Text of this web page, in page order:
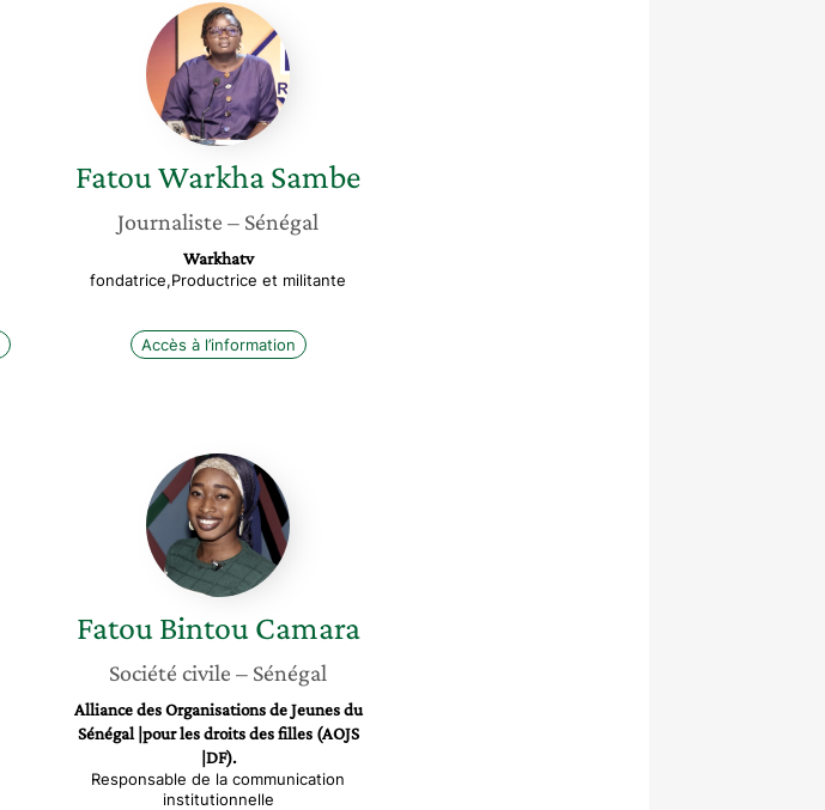
Fatou
Warkha
Sambe
Fatou WarkhaSambe
Journaliste – Sénégal
Warkhatv
fondatrice,Productrice et militante
Accès à l’information
Fatou
Bintou
Camara
Fatou Bintou Camara
Société civile – Sénégal
Alliance des Organisations de Jeunes du
Sénégal |pour les droits des filles (AOJS
|DF).
Responsable de la communication
institutionnelle